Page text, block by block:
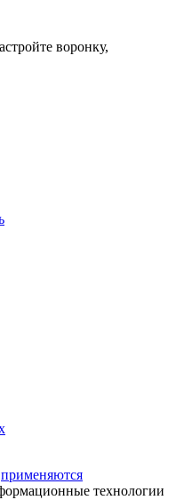
воронку,
применяются
технологии